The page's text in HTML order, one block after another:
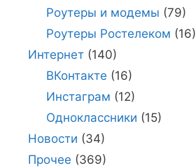
Роутеры и модемы (79)
Роутеры Ростелеком (16)
Интернет (140)
ВКонтакте (16)
Инстаграм (12)
Одноклассники (15)
Новости (34)
Прочее (369)